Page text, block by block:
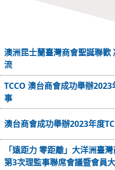
澳洲昆士蘭臺灣商會聖誕聯歡
流
TCCO 澳台商會成功舉辦
事
澳台商會成功舉辦2023年度
「遠距力 零距離」大洋洲臺
第3次理監事聯席會議暨會員